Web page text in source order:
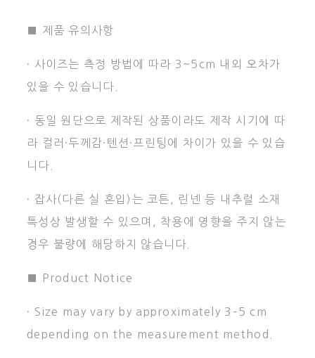
■ 제품 유의사항
· 사이즈는 측정 방법에 따라 3~5cm 내외 오차가
있을 수 있습니다.
· 동일 원단으로 제작된 상품이라도 제작 시기에 따
라 컬러·두께감·텐션·프린팅에 차이가 있을 수 있습
니다.
· 잡사(다른 실 혼입)는 코튼, 린넨 등 내추럴 소재
특성상 발생할 수 있으며, 착용에 영향을 주지 않는
경우 불량에 해당하지 않습니다.
■ Product Notice
· Size may vary by approximately 3–5 cm
depending on the measurement method.